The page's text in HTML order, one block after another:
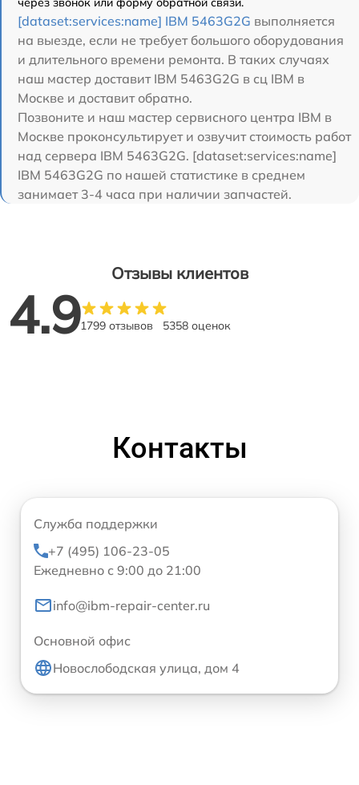
[dataset:services:name] IBM 5463G2G выполняется
на выезде, если не требует большого оборудования
и длительного времени ремонта. В таких случаях
наш мастер доставит IBM 5463G2G в сц IBM в
Москве и доставит обратно.
Позвоните и наш мастер сервисного центра IBM в
Москве проконсультирует и озвучит стоимость работ
над сервера IBM 5463G2G. [dataset:services:name]
IBM 5463G2G по нашей статистике в среднем
занимает 3-4 часа при наличии запчастей.
Отзывы клиентов
4.91799 отзывов 5358 оценок
Контакты
Служба поддержки
+7 (495) 106-23-05
Ежедневно с 9:00 до 21:00
info@ibm-repair-center.ru
Основной офис
Новослободская улица, дом 4